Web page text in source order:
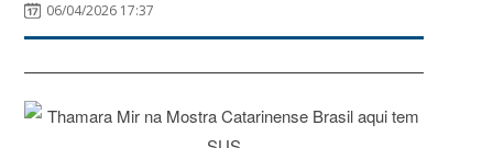
06/04/2026 17:37